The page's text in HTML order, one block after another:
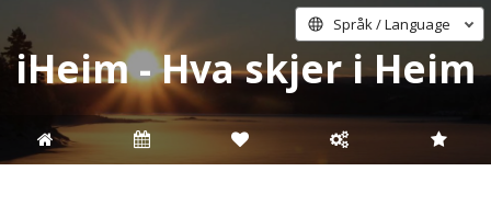
Språk / Language
iHeim - Hva skjer i Heim